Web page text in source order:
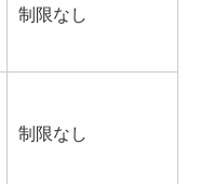
制限なし
制限なし